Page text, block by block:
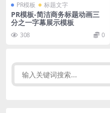
PR模板 标题文字
PR模板-简洁商务标题动画三
分之一字幕展示模板
308 0